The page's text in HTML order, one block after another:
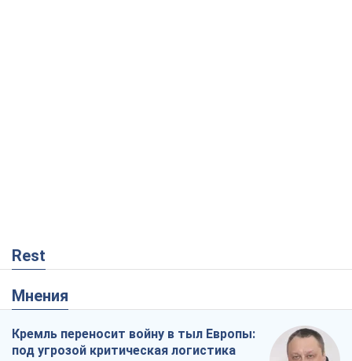
Rest
Мнения
Кремль переносит войну в тыл Европы:
под угрозой критическая логистика